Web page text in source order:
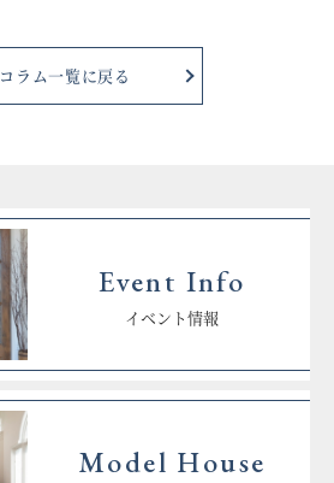
コラム一覧に戻る
Event Info
イベント情報
Model House